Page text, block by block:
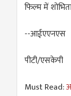
फिल्म में
--आईएएनएस
पीटी/एसकेपी
Must Read: